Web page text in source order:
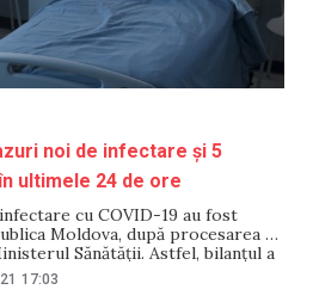
noi de infectare și 5
ultimele 24 de ore
cu COVID-19 au fost
Moldova, după procesarea a
Sănătății. Astfel, bilanțul a
total de cazuri, patru sunt de
alți doi lucrători medicali s-
17:03